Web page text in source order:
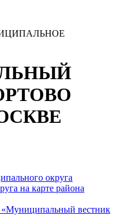
округа
на карте района
«Муниципальный вестник